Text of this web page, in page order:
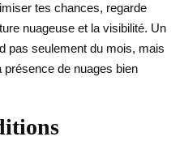
tes chances, regarde
nuageuse et la visibilité. Un
pas seulement du mois, mais
présence de nuages bien